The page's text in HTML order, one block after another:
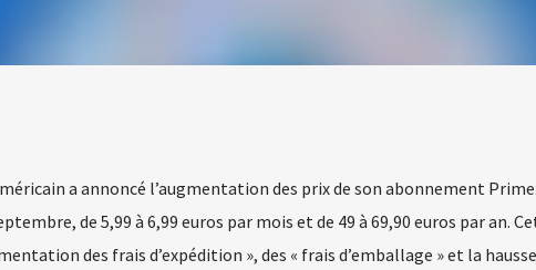
a annoncé l’augmentation des prix de son abonnement
de 5,99 à 6,99 euros par mois et de 49 à 69,90 euros par an.
des frais d’expédition », des « frais d’emballage » et la